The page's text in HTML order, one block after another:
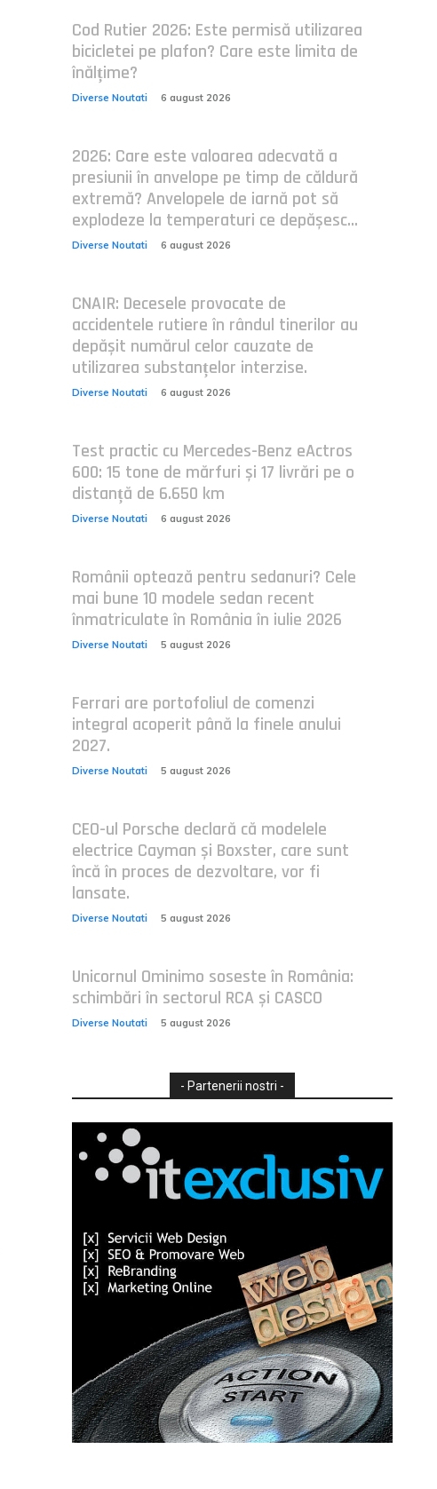
Cod Rutier 2026: Este permisă utilizarea
bicicletei pe plafon? Care este limita de
înălțime?
Diverse Noutati 6 august 2026
2026: Care este valoarea adecvată a
presiunii în anvelope pe timp de căldură
extremă? Anvelopele de iarnă pot să
explodeze la temperaturi ce depășesc...
Diverse Noutati 6 august 2026
CNAIR: Decesele provocate de
accidentele rutiere în rândul tinerilor au
depășit numărul celor cauzate de
utilizarea substanțelor interzise.
Diverse Noutati 6 august 2026
Test practic cu Mercedes-Benz eActros
600: 15 tone de mărfuri și 17 livrări pe o
distanță de 6.650 km
Diverse Noutati 6 august 2026
Românii optează pentru sedanuri? Cele
mai bune 10 modele sedan recent
înmatriculate în România în iulie 2026
Diverse Noutati 5 august 2026
Ferrari are portofoliul de comenzi
integral acoperit până la finele anului
2027.
Diverse Noutati 5 august 2026
CEO-ul Porsche declară că modelele
electrice Cayman și Boxster, care sunt
încă în proces de dezvoltare, vor fi
lansate.
Diverse Noutati 5 august 2026
Unicornul Ominimo soseste în România:
schimbări în sectorul RCA și CASCO
Diverse Noutati 5 august 2026
- Partenerii nostri -